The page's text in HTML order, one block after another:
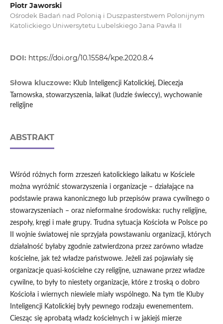
Piotr Jaworski
Ośrodek Badań nad Polonią i Duszpasterstwem Polonijnym
Katolickiego Uniwersytetu Lubelskiego Jana Pawła II
DOI: https://doi.org/10.15584/kpe.2020.8.4
Słowa kluczowe: Klub Inteligencji Katolickiej, Diecezja
Tarnowska, stowarzyszenia, laikat (ludzie świeccy), wychowanie
religijne
ABSTRAKT
Wśród różnych form zrzeszeń katolickiego laikatu w Kościele
można wyróżnić stowarzyszenia i organizacje – działające na
podstawie prawa kanonicznego lub przepisów prawa cywilnego o
stowarzyszeniach – oraz nieformalne środowiska: ruchy religijne,
zespoły, kręgi i małe grupy. Trudna sytuacja Kościoła w Polsce po
II wojnie światowej nie sprzyjała powstawaniu organizacji, których
działalność byłaby zgodnie zatwierdzona przez zarówno władze
kościelne, jak też władze państwowe. Jeżeli zaś pojawiały się
organizacje quasi-kościelne czy religijne, uznawane przez władze
cywilne, to były to niestety organizacje, które z troską o dobro
Kościoła i wiernych niewiele miały wspólnego. Na tym tle Kluby
Inteligencji Katolickiej były pewnego rodzaju ewenementem.
Ciesząc się aprobatą władz kościelnych i w jakiejś mierze